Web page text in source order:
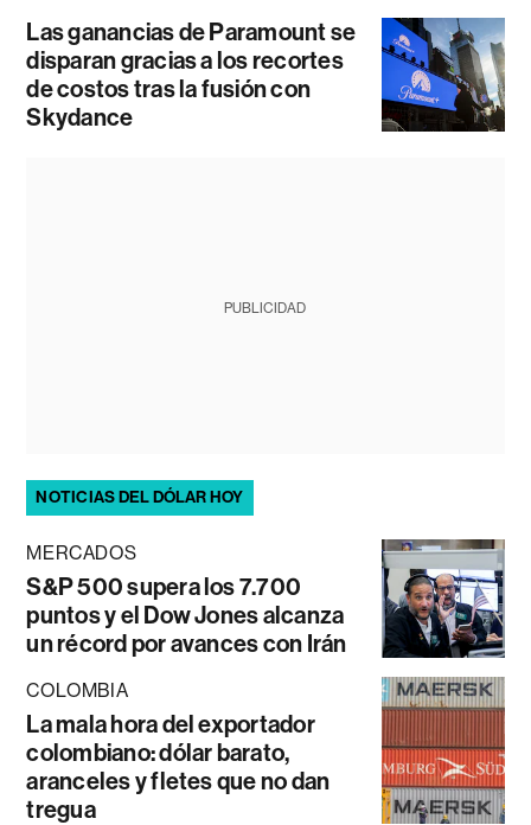
Las ganancias de Paramount se
disparan gracias a los recortes
de costos tras la fusión con
Skydance
PUBLICIDAD
NOTICIAS DEL DÓLAR HOY
MERCADOS
S&P 500 supera los 7.700
puntos y el Dow Jones alcanza
un récord por avances con Irán
COLOMBIA
La mala hora del exportador
colombiano: dólar barato,
aranceles y fletes que no dan
tregua